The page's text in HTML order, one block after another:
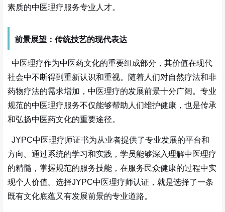
素质的中医理疗服务专业人才。
前景展望：传统技艺的现代表达
中医理疗作为中医药文化的重要组成部分，其价值在现代
社会中不断得到重新认识和重视。随着人们对自然疗法和非
药物疗法的需求增加，中医理疗的发展前景十分广阔。专业
规范的中医理疗服务不仅能够帮助人们维护健康，也是传承
和弘扬中医药文化的重要途径。
JYPC中医理疗师证书为从业者提供了专业发展的平台和
方向。通过系统的学习和实践，学员能够深入理解中医理疗
的精髓，掌握规范的服务技能，在服务民众健康的过程中实
现个人价值。选择JYPC中医理疗师认证，就是选择了一条
既有文化底蕴又有发展前景的专业道路。